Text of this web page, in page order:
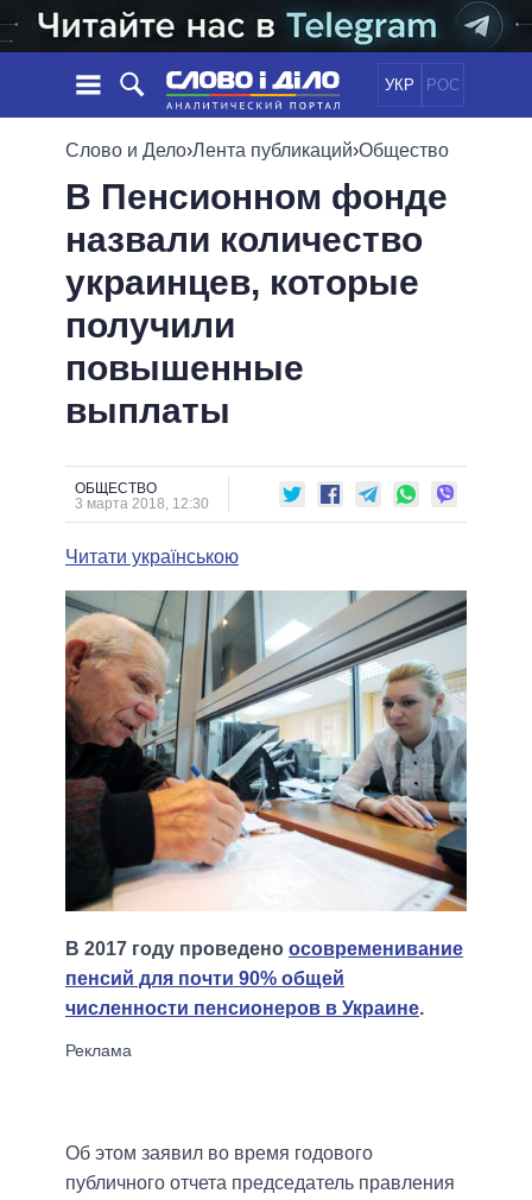
УКР РОС
НОВОСТИ
ЛЕНТА
СОБЫТИЯ
СТАТЬИ
МНЕНИЯ
ОБЗОРЫ
ДАЙДЖЕСТЫ
ПОЛИТИКА
ЭКОНОМИКА
ОБЩЕСТВО
ОБЕЩАНИЯ
ПОЛИТИКИ
ВСЕ ПОЛИТИКИ
ПРЕЗИДЕНТ И ОФИС
ВЕРХОВНАЯ РАДА
КАБИНЕТ МИНИСТРОВ
МЭРЫ
ВСЕ ПЕРСОНЫ
ИНФОГРАФИКА
ВИДЕО
ПОДДЕРЖАТЬ
СРАВНЕНИЕ ПОЛИТИКОВ
Слово и Дело›Лента публикаций›Общество
В Пенсионном фонде
назвали количество
украинцев, которые
получили
повышенные
выплаты
ОБЩЕСТВО
3 марта 2018, 12:30
Читати українською
В 2017 году проведено осовременивание
пенсий для почти 90% общей
численности пенсионеров в Украине.
Об этом заявил во время годового
публичного отчета председатель правления